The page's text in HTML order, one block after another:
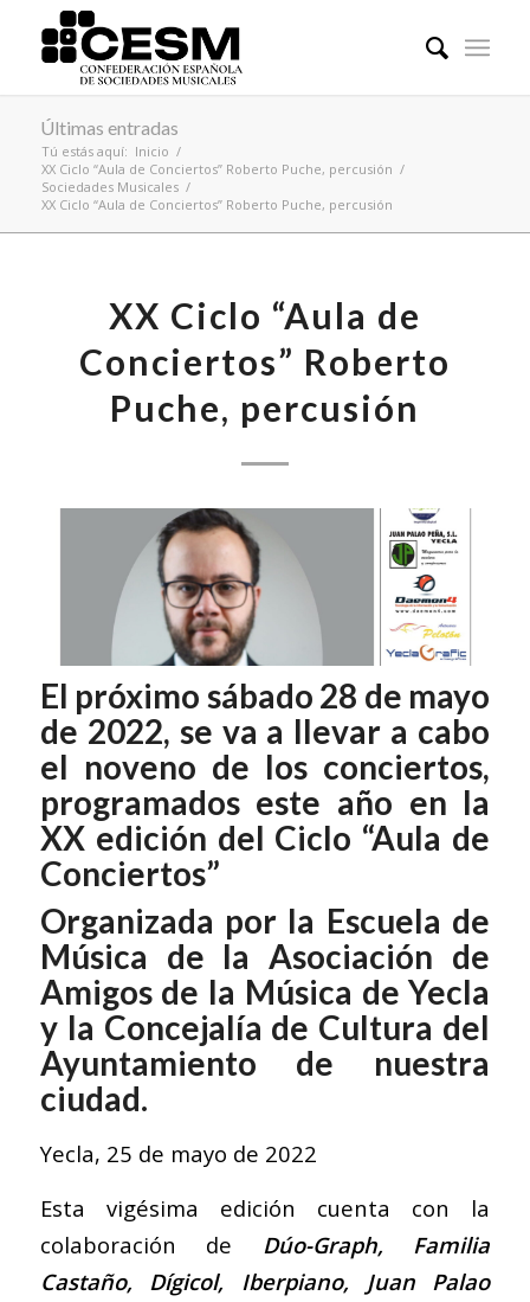
Últimas entradas
Tú estás aquí: Inicio /
XX Ciclo “Aula de Conciertos” Roberto Puche, percusión /
Sociedades Musicales /
XX Ciclo “Aula de Conciertos” Roberto Puche, percusión
XX Ciclo “Aula de
Conciertos” Roberto
Puche, percusión
El próximo sábado 28 de mayo
de 2022, se va a llevar a cabo
el noveno de los conciertos,
programados este año en la
XX edición del Ciclo “Aula de
Conciertos”
Organizada por la Escuela de
Música de la Asociación de
Amigos de la Música de Yecla
y la Concejalía de Cultura del
Ayuntamiento de nuestra
ciudad.
Yecla, 25 de mayo de 2022
Esta vigésima edición cuenta con la
colaboración de Dúo-Graph, Familia
Castaño, Dígicol, Iberpiano, Juan Palao